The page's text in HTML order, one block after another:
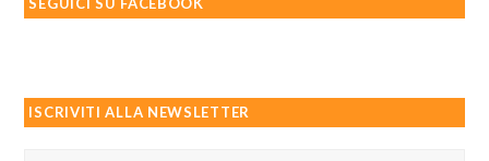
SEGUICI SU FACEBOOK
ISCRIVITI ALLA NEWSLETTER